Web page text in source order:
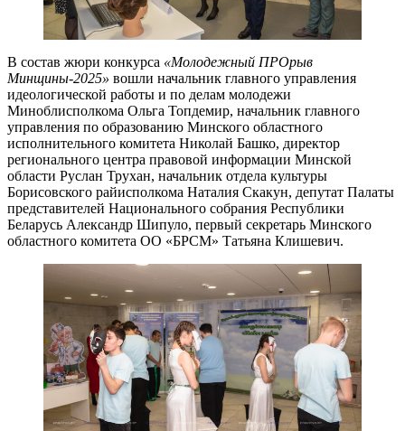
В состав жюри конкурса «Молодежный ПРОрыв
Минщины-2025» вошли начальник главного управления
идеологической работы и по делам молодежи
Миноблисполкома Ольга Топдемир, начальник главного
управления по образованию Минского областного
исполнительного комитета Николай Башко, директор
регионального центра правовой информации Минской
области Руслан Трухан, начальник отдела культуры
Борисовского райисполкома Наталия Скакун, депутат Палаты
представителей Национального собрания Республики
Беларусь Александр Шипуло, первый секретарь Минского
областного комитета ОО «БРСМ» Татьяна Клишевич.